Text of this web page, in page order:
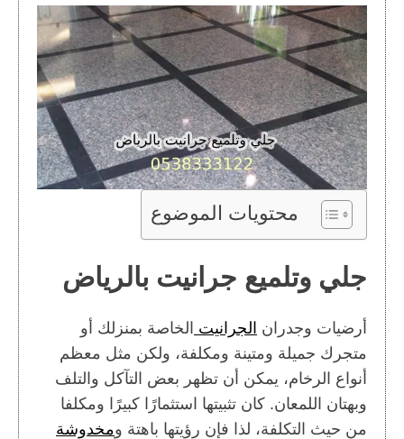
محتويات الموضوع
جلي وتلميع جرانيت بالرياض
أرضيات وجدران الجرانيت الخاصة بمنزلك أو
متجرك جميلة ومتينة ومكلفة، ولكن مثل معظم
أنواع الرخام، يمكن أن تظهر بعض التآكل والتلف
وبهتان اللمعان. كان تثبيتها استثمارًا كبيرًا ومكلفا
من حيث التكلفة، لذا فإن رؤيتها باهتة ومخدوشة